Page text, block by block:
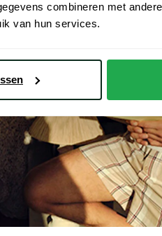
combineren met
van hun services.